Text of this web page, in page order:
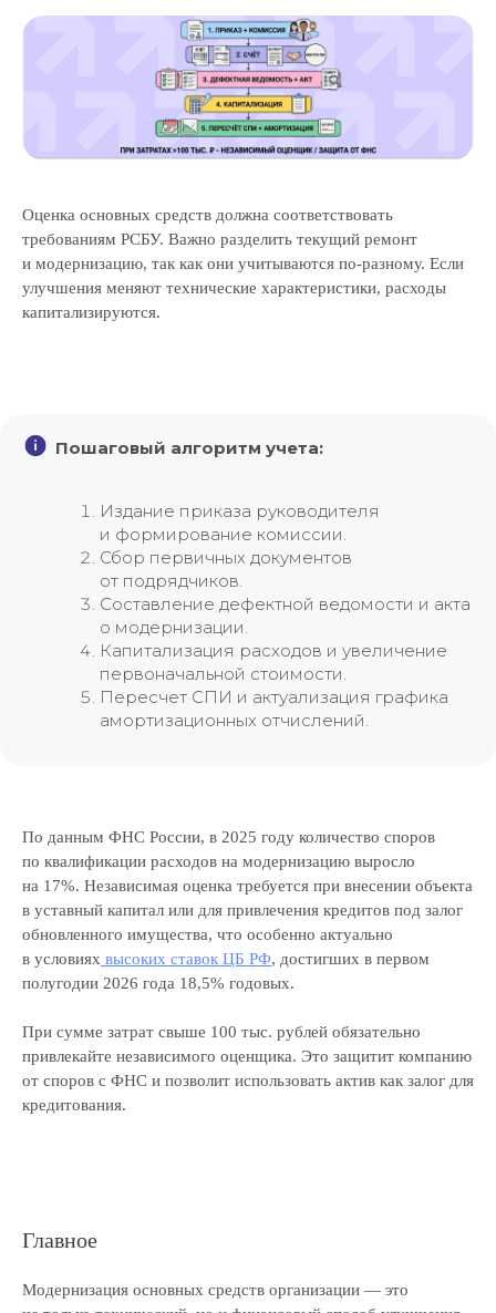
Оценка основных средств должна соответствовать
требованиям РСБУ. Важно разделить текущий ремонт
и модернизацию, так как они учитываются по-разному. Если
улучшения меняют технические характеристики, расходы
капитализируются.
Пошаговый алгоритм учета:
Издание приказа руководителя
и формирование комиссии.
Сбор первичных документов
от подрядчиков.
Составление дефектной ведомости и акта
о модернизации.
Капитализация расходов и увеличение
первоначальной стоимости.
Пересчет СПИ и актуализация графика
амортизационных отчислений.
По данным ФНС России, в 2025 году количество споров
по квалификации расходов на модернизацию выросло
на 17%. Независимая оценка требуется при внесении объекта
в уставный капитал или для привлечения кредитов под залог
обновленного имущества, что особенно актуально
в условиях высоких ставок ЦБ РФ, достигших в первом
полугодии 2026 года 18,5% годовых.
При сумме затрат свыше 100 тыс. рублей обязательно
привлекайте независимого оценщика. Это защитит компанию
от споров с ФНС и позволит использовать актив как залог для
кредитования.
Главное
Модернизация основных средств организации — это
Оплата
Строительная экспертиза
Независимая оценка
Навигация
Пн-пт, с 9:30 до 18:30
Адрес:
195213, Санкт-Петербург,
Условия использования куки-файлов
Политика обработки персональных данных
ОГРН 1187847032780 / ИНН 7814719982
© ООО «Экспертные решения», 2019—2026
info@casexpert.ru
Раскрытие информации
Калькулятор дебиторской